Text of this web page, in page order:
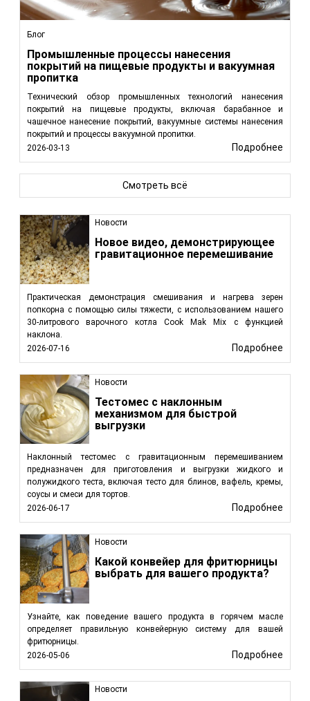
Новости
Новое видео, демонстрирующее
гравитационное перемешивание
Практическая демонстрация смешивания и нагрева зерен
попкорна с помощью силы тяжести, с использованием нашего
30-литрового варочного котла Cook Mak Mix с функцией
наклона.
2026-07-16
Подробнее
Новости
Тестомес с наклонным
механизмом для быстрой
выгрузки
Наклонный тестомес с гравитационным перемешиванием
предназначен для приготовления и выгрузки жидкого и
полужидкого теста, включая тесто для блинов, вафель, кремы,
соусы и смеси для тортов.
2026-06-17
Подробнее
Новости
Какой конвейер для фритюрницы
выбрать для вашего продукта?
Узнайте, как поведение вашего продукта в горячем масле
определяет правильную конвейерную систему для вашей
фритюрницы.
2026-05-06
Подробнее
Новости
Блог
Промышленные процессы нанесения
покрытий на пищевые продукты и вакуумная
пропитка
Технический обзор промышленных технологий нанесения
покрытий на пищевые продукты, включая барабанное и
чашечное нанесение покрытий, вакуумные системы нанесения
покрытий и процессы вакуумной пропитки.
2026-03-13
Подробнее
Смотреть всё